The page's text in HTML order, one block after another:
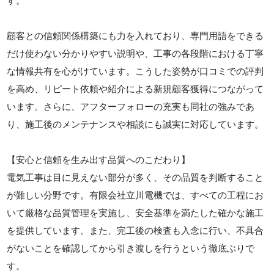
顧客との信頼関係構築にも力を入れており、専門用語をできる
だけ使わない分かりやすい説明や、工事の各段階における丁寧
な情報共有を心がけています。こうした姿勢が口コミでの評判
を高め、リピート依頼や紹介による新規顧客獲得につながって
います。さらに、アフターフォローの充実も同社の強みであ
り、施工後のメンテナンスや相談にも誠実に対応しています。
【安心と信頼を生み出す品質へのこだわり】
電気工事は目に見えない部分が多く、その品質を判断すること
が難しい分野です。有限会社立川電機では、すべての工程にお
いて厳格な品質管理を実施し、安全基準を満たした確かな施工
を提供しています。また、完工後の検査も入念に行い、不具合
がないことを確認してから引き渡しを行うという徹底ぶりで
す。